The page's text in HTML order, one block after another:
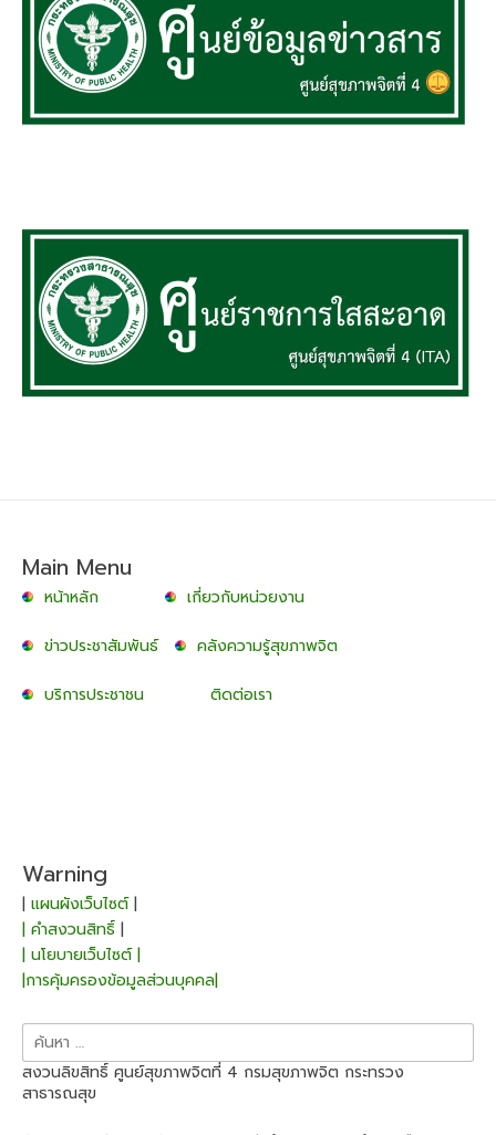
Main Menu
หน้าหลัก เกี่ยวกับหน่วยงาน
ข่าวประชาสัมพันธ์ คลังความรู้สุขภาพจิต
บริการประชาชน ติดต่อเรา
Warning
| แผนผังเว็บไซต์|
| คำสงวนสิทธิ์ |
| นโยบายเว็บไซต์ |
|การคุ้มครองข้อมูลส่วนบุคคล|
ค้นหา
สำหรับ:
สงวนลิขสิทธิ์ ศูนย์สุขภาพจิตที่ 4 กรมสุขภาพจิต กระทรวง
สาธารณสุข